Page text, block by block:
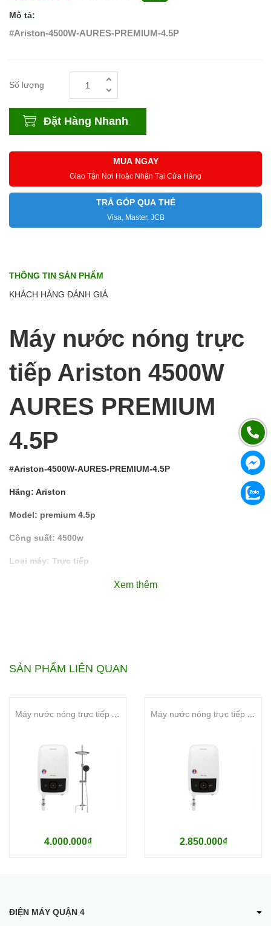
Mô tả:
#Ariston-4500W-AURES-PREMIUM-4.5P
Số lượng
Đặt Hàng Nhanh
MUA NGAY
Giao Tận Nơi Hoặc Nhận Tại Cửa Hàng
TRẢ GÓP QUA THẺ
Visa, Master, JCB
THÔNG TIN SẢN PHẨM
KHÁCH HÀNG ĐÁNH GIÁ
Máy nước nóng trực
tiếp Ariston 4500W
AURES PREMIUM
4.5P
#Ariston-4500W-AURES-PREMIUM-4.5P
Hãng: Ariston
Model: premium 4.5p
Công suất: 4500w
Loại máy: Trực tiếp
cho người sử dụng, hoạt động mạnh mẽ trên công suất
4500W, có thể tùy chỉnh công suất và lưu lượng nước.
Xem thêm
SẢN PHẨM LIÊN QUAN
4.000.000₫ 2.850.000₫
ĐIỆN MÁY QUẬN 4